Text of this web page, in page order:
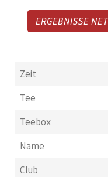
ERGEBNISSE